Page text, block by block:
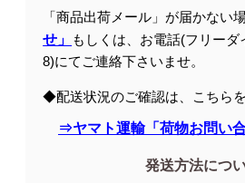
「商品出荷メール」が届かない場
せ」 もしくは、お電話(フリーダ
8)にてご連絡下さいませ。
◆配送状況のご確認は、こちらを
⇒ヤマト運輸「荷物お問い
発送方法につ